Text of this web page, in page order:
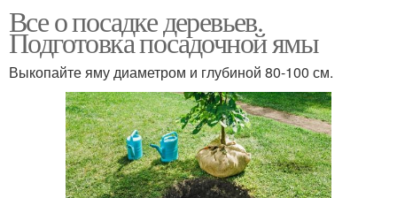
Все о посадке деревьев.
Подготовка посадочной ямы
Выкопайте яму диаметром и глубиной 80-100 см.